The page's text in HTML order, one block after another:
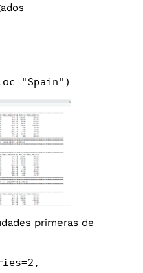
primeras de